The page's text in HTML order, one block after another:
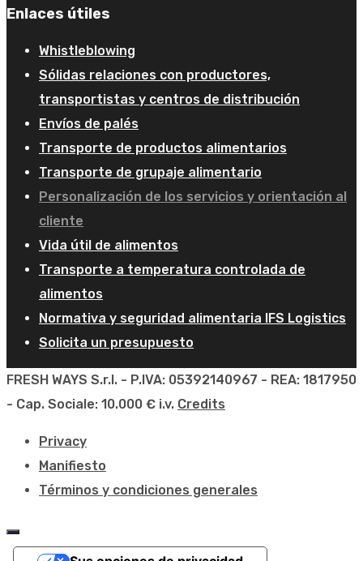
Enlaces útiles
Whistleblowing
Sólidas relaciones con productores,
transportistas y centros de distribución
Envíos de palés
Transporte de productos alimentarios
Transporte de grupaje alimentario
Personalización de los servicios y orientación al
cliente
Vida útil de alimentos
Transporte a temperatura controlada de
alimentos
Normativa y seguridad alimentaria IFS Logistics
Solicita un presupuesto
FRESH WAYS S.r.l. - P.IVA: 05392140967 - REA: 1817950
- Cap. Sociale: 10.000 € i.v. Credits
Privacy
Manifiesto
Términos y condiciones generales